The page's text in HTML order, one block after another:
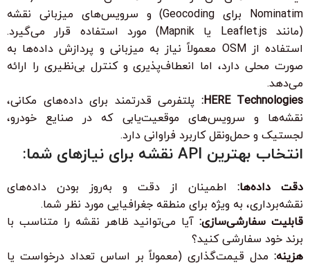
Nominatim برای Geocoding) و سرویس‌های میزبانی نقشه
(مانند Leaflet.js یا Mapnik) مورد استفاده قرار می‌گیرد.
استفاده از OSM معمولاً نیاز به میزبانی و پردازش داده‌ها به
صورت محلی دارد، اما انعطاف‌پذیری و کنترل بی‌نظیری را ارائه
می‌دهد.
HERE Technologies:
پلتفرمی قدرتمند برای داده‌های مکانی،
نقشه‌ها و سرویس‌های موقعیت‌یابی که در صنایع خودرو،
لجستیک و حمل‌ونقل کاربرد فراوانی دارد.
انتخاب بهترین API نقشه برای نیازهای شما:
دقت داده‌ها: اطمینان از دقت و به‌روز بودن داده‌های
نقشه‌برداری، به ویژه برای منطقه جغرافیایی مورد نظر شما.
قابلیت سفارشی‌سازی:آیا می‌توانید ظاهر نقشه را متناسب با
برند خود سفارشی کنید؟
هزینه: مدل قیمت‌گذاری (معمولاً بر اساس تعداد درخواست یا